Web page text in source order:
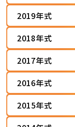
2019年式
2018年式
2017年式
2016年式
2015年式